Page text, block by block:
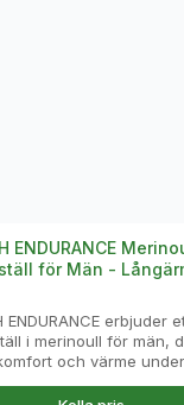
ENDURANCE
för Män -
ENDURANCE erbjuder
i merinoull för män,
och värme